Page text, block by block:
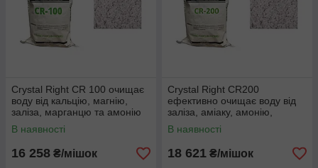
Crystal Right CR 100 очищає
воду від кальцію, магнію,
заліза, марганцю та амонію
(28,3 л)
В наявності
16 258 ₴/мішок
Сrystal Right CR200
ефективно очищає воду від
заліза, аміаку, амонію,
марганцю (28,3 л)
В наявності
18 621 ₴/мішок